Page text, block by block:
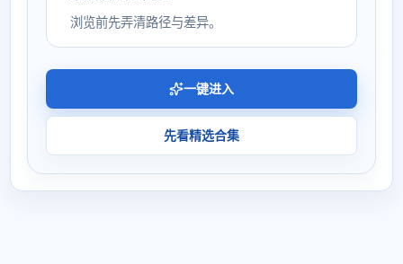
浏览前先弄清路径与差异。
一键进入
先看精选合集